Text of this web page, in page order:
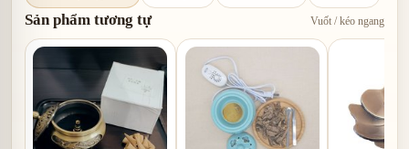
Sản phẩm tương tự Vuốt / kéo ngang